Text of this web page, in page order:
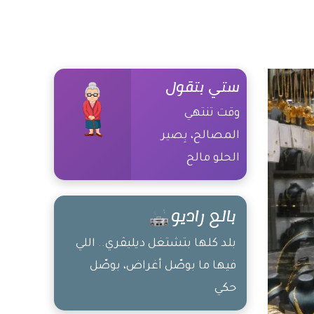
ستي بتقول
وقت تنتهي
المصالح، بِصير
الحلو مالح
بالع راديو
بلد كلها بتشتغل ديليڤري.. اللي
فيها ما بوصّل أغراض، بوصّل
حكي